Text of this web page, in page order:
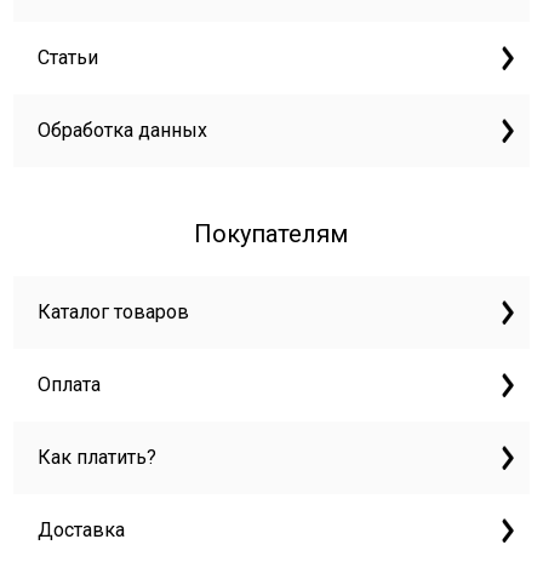
Статьи
Обработка данных
Покупателям
Каталог товаров
Оплата
Как платить?
Доставка